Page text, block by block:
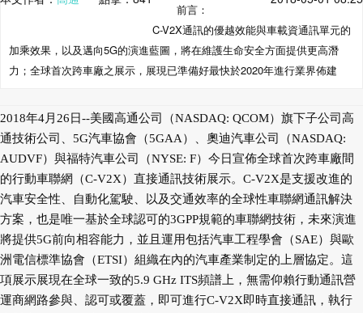
前言：
C-V2X通訊的優越效能與車載資通訊單元的
加乘效果，以及邁向5G的演進藍圖，將在維護生命安全方面提供更高潛
力；全球首次跨車廠之展示，展現已準備好最快於2020年進行業界佈建
2018年4月26日--美國高通公司（NASDAQ: QCOM）旗下子公司高
通技術公司、5G汽車協會（5GAA）、奧迪汽車公司（NASDAQ:
AUDVF）與福特汽車公司（NYSE: F）今日宣佈全球首次跨車廠間
的行動車聯網（C-V2X）直接通訊技術展示。C-V2X是支援改進的
汽車安全性、自動化駕駛、以及交通效率的全球性車聯網通訊解決
方案，也是唯一基於全球認可的3GPP規範的車聯網技術，未來演進
將提供5G前向相容能力，並且運用包括汽車工程學會（SAE）與歐
洲電信標準協會（ETSI）組織在內的汽車產業制定的上層協定。這
項展示展現在全球一致的5.9 GHz ITS頻譜上，無需仰賴行動通訊營
運商網路參與、認可或覆蓋，即可進行C-V2X即時直接通訊，執行